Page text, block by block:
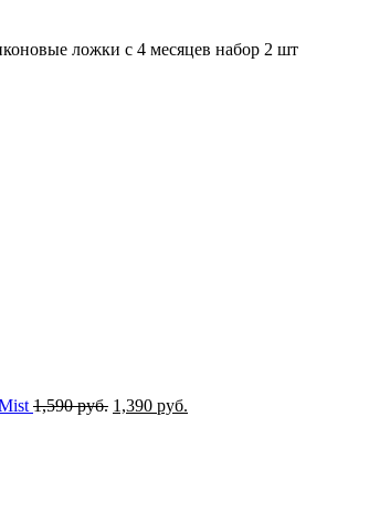
ложки с 4 месяцев набор 2 шт
1,590руб. Первоначальная
1,390 руб.